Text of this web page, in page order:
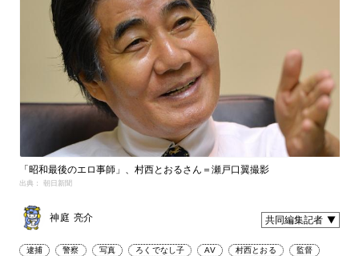
「昭和最後のエロ事師」、村西とおるさん＝瀬戸口翼撮影
出典： 朝日新聞
神庭 亮介 共同編集記者
逮捕 警察 写真 ろくでなし子 AV 村西とおる 監督